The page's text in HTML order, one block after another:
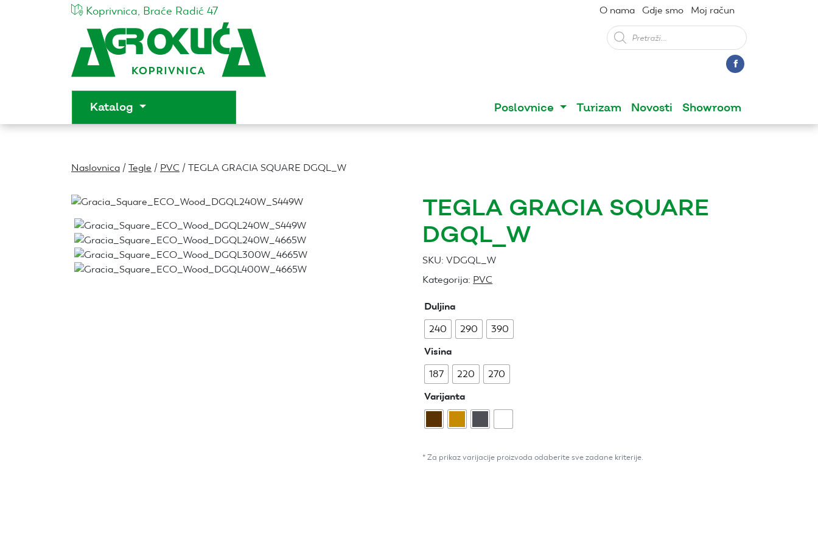
Koprivnica, Braće Radić 47 O nama Gdje smo
Moj račun
Products
search
Katalog Poslovnice Turizam Novosti Showroom
Naslovnica /Tegle / PVC / TEGLA GRACIA SQUARE DGQL_W
TEGLA GRACIA SQUARE
DGQL_W
SKU:VDGQL_W
Kategorija: PVC
Duljina
240
290
390
Visina
187
220
270
Varijanta
* Za prikaz varijacije proizvoda odaberite sve zadane kriterije.